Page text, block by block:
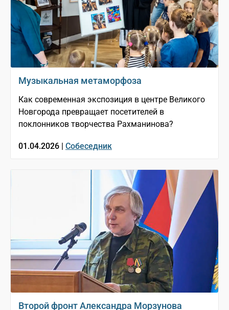
Музыкальная метаморфоза
Как современная экспозиция в центре Великого
Новгорода превращает посетителей в
поклонников творчества Рахманинова?
01.04.2026 | Собеседник
Второй фронт Александра Морзунова